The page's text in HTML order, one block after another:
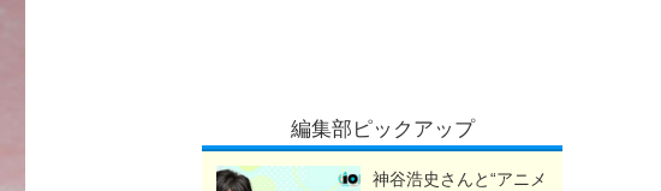
編集部ピックアップ
神谷浩史さんと“アニメ